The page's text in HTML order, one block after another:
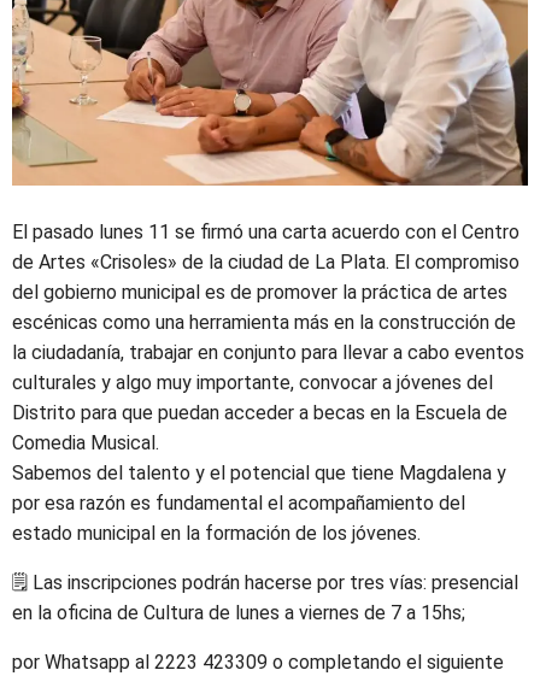
El pasado lunes 11 se firmó una carta acuerdo con el Centro
de Artes «Crisoles» de la ciudad de La Plata. El compromiso
del gobierno municipal es de promover la práctica de artes
escénicas como una herramienta más en la construcción de
la ciudadanía, trabajar en conjunto para llevar a cabo eventos
culturales y algo muy importante, convocar a jóvenes del
Distrito para que puedan acceder a becas en la Escuela de
Comedia Musical.
Sabemos del talento y el potencial que tiene Magdalena y
por esa razón es fundamental el acompañamiento del
estado municipal en la formación de los jóvenes.
🗒️ Las inscripciones podrán hacerse por tres vías: presencial
en la oficina de Cultura de lunes a viernes de 7 a 15hs;
por Whatsapp al 2223 423309 o completando el siguiente